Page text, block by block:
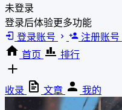
未登录
登录后体验更多功能
登录账号
注册账号
首页
排行
收录 文章 我的